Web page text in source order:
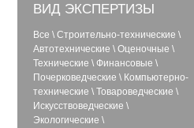
ВИД ЭКСПЕРТИЗЫ
Все \ Строительно-технические \
Автотехнические \ Оценочные \
Технические \ Финансовые \
Почерковедческие \ Компьютерно-
технические \ Товароведческие \
Искусствоведческие \
Экологические \